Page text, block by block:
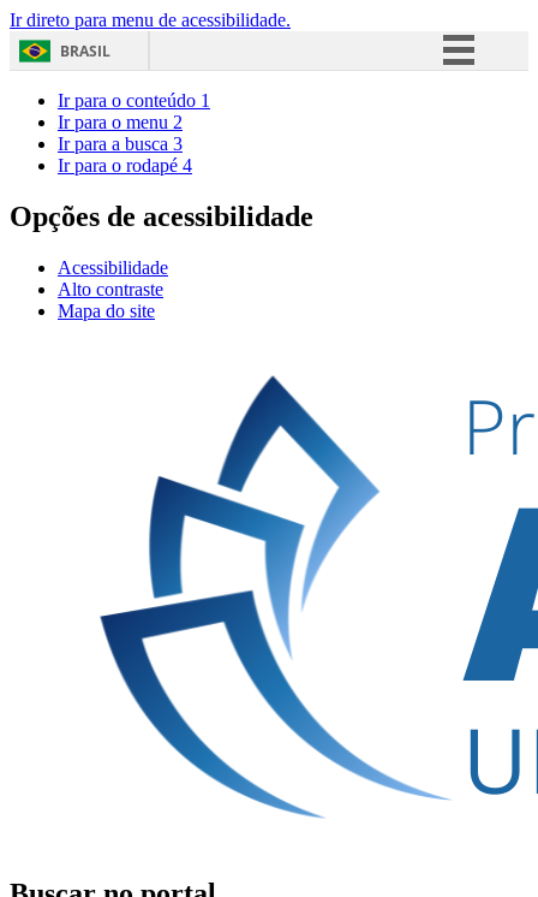
Ir direto para menu de acessibilidade.
BRASIL
Acesso à informação
Ir para o conteúdo 1
Ir para o menu 2
Ir para a busca 3
Ir para o rodapé 4
Opções de acessibilidade
Acessibilidade
Alto contraste
Mapa do site